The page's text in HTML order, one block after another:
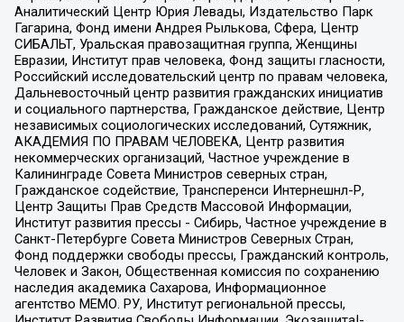
Аналитический Центр Юрия Левады, Издательство Парк
Гагарина, Фонд имени Андрея Рылькова, Сфера, Центр
СИБАЛЬТ, Уральская правозащитная группа, Женщины
Евразии, Институт прав человека, Фонд защиты гласности,
Российский исследовательский центр по правам человека,
Дальневосточный центр развития гражданских инициатив
и социального партнерства, Гражданское действие, Центр
независимых социологических исследований, Сутяжник,
АКАДЕМИЯ ПО ПРАВАМ ЧЕЛОВЕКА, Центр развития
некоммерческих организаций, Частное учреждение в
Калининграде Совета Министров северных стран,
Гражданское содействие, Трансперенси Интернешнл-Р,
Центр Защиты Прав Средств Массовой Информации,
Институт развития прессы - Сибирь, Частное учреждение в
Санкт-Петербурге Совета Министров Северных Стран,
Фонд поддержки свободы прессы, Гражданский контроль,
Человек и Закон, Общественная комиссия по сохранению
наследия академика Сахарова, Информационное
агентство МЕМО. РУ, Институт региональной прессы,